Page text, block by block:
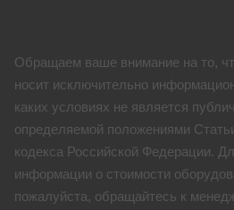
Обращаем ваше внимание на то,
носит исключительно
каких условиях не является
определяемой положениями
кодекса Российской Федерации.
информации о стоимости
пожалуйста, обращайтесь к